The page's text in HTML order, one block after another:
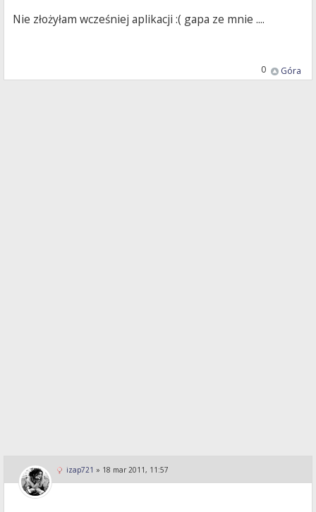
Nie złożyłam wcześniej aplikacji :( gapa ze mnie ....
Góra
0
izap721 » 18 mar 2011, 11:57